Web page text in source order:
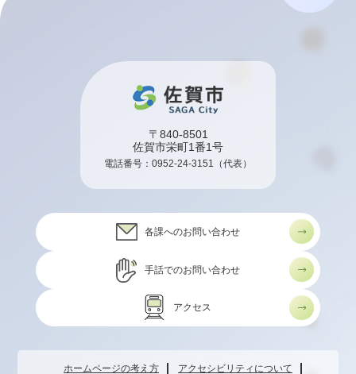
〒840-8501
佐賀市栄町1番1号
電話番号： 0952-24-3151 （代表）
各課へのお問い合わせ
手話でのお問い合わせ
アクセス
ホームページの考え方 アクセシビリティについて